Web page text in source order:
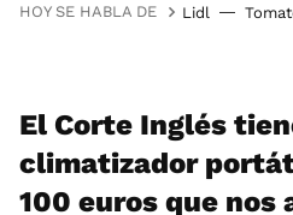
HOY SE HABLA DE Lidl
El Corte Inglés
climatizador
100 euros que nos